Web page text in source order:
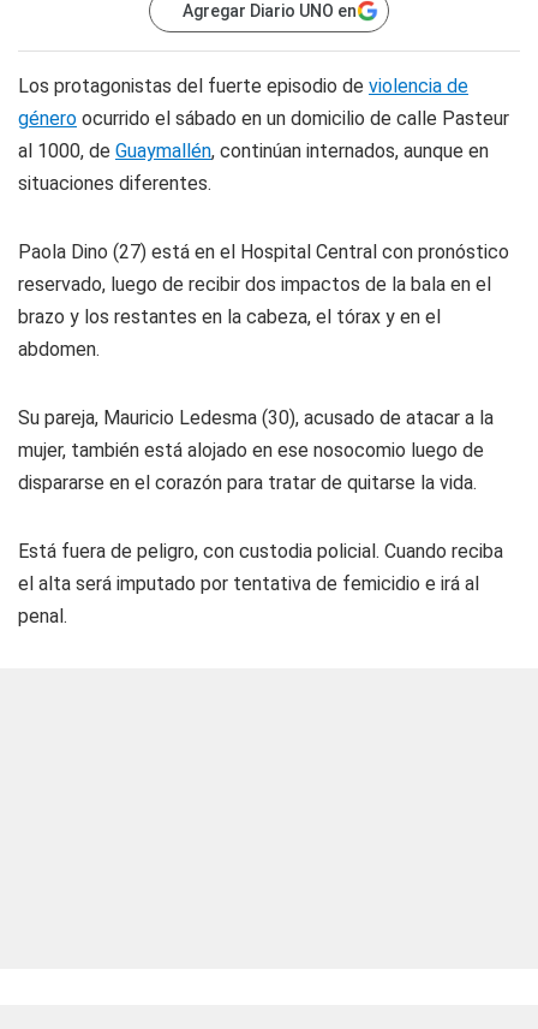
Agregar Diario UNO en
Los protagonistas del fuerte episodio de violencia de
género ocurrido el sábado en un domicilio de calle Pasteur
al 1000, de Guaymallén, continúan internados, aunque en
situaciones diferentes.
Paola Dino (27) está en el Hospital Central con pronóstico
reservado, luego de recibir dos impactos de la bala en el
brazo y los restantes en la cabeza, el tórax y en el
abdomen.
Su pareja, Mauricio Ledesma (30), acusado de atacar a la
mujer, también está alojado en ese nosocomio luego de
dispararse en el corazón para tratar de quitarse la vida.
Está fuera de peligro, con custodia policial. Cuando reciba
el alta será imputado por tentativa de femicidio e irá al
penal.